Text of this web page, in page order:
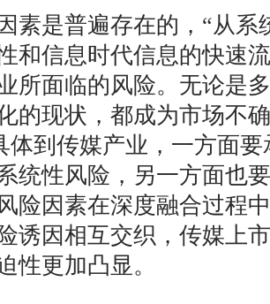
是普遍存在的，“从系
和信息时代信息的快速
所面临的风险。无论是
的现状，都成为市场不
体到传媒产业，一方面
统性风险，另一方面也
险因素在深度融合过程
诱因相互交织，传媒上
性更加凸显。